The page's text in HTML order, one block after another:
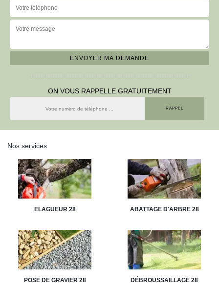
ON VOUS RAPPELLE GRATUITEMENT
Nos services
ELAGUEUR 28 ABATTAGE D'ARBRE 28
POSE DE GRAVIER 28 DÉBROUSSAILLAGE 28